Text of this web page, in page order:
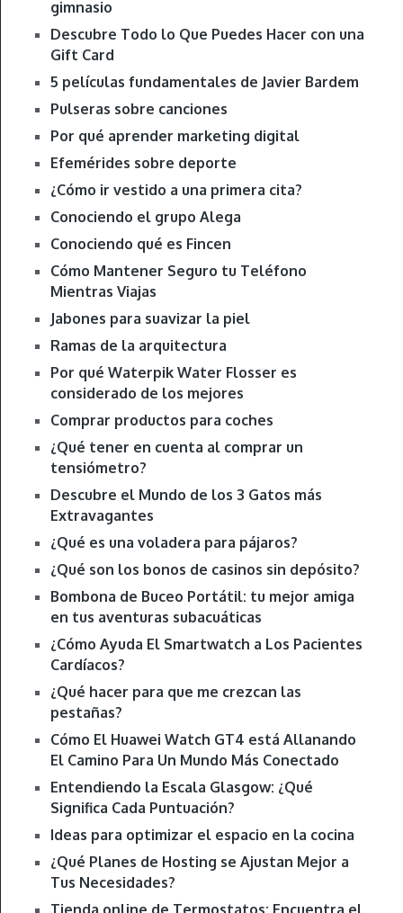
gimnasio
Descubre Todo lo Que Puedes Hacer con una
Gift Card
5 películas fundamentales de Javier Bardem
Pulseras sobre canciones
Por qué aprender marketing digital
Efemérides sobre deporte
¿Cómo ir vestido a una primera cita?
Conociendo el grupo Alega
Conociendo qué es Fincen
Cómo Mantener Seguro tu Teléfono
Mientras Viajas
Jabones para suavizar la piel
Ramas de la arquitectura
Por qué Waterpik Water Flosser es
considerado de los mejores
Comprar productos para coches
¿Qué tener en cuenta al comprar un
tensiómetro?
Descubre el Mundo de los 3 Gatos más
Extravagantes
¿Qué es una voladera para pájaros?
¿Qué son los bonos de casinos sin depósito?
Bombona de Buceo Portátil: tu mejor amiga
en tus aventuras subacuáticas
¿Cómo Ayuda El Smartwatch a Los Pacientes
Cardíacos?
¿Qué hacer para que me crezcan las
pestañas?
Cómo El Huawei Watch GT4 está Allanando
El Camino Para Un Mundo Más Conectado
Entendiendo la Escala Glasgow: ¿Qué
Significa Cada Puntuación?
Ideas para optimizar el espacio en la cocina
¿Qué Planes de Hosting se Ajustan Mejor a
Tus Necesidades?